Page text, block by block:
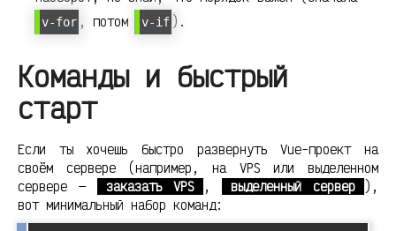
v-for , потом v-if ).
Команды и быстрый
старт
Если ты хочешь быстро развернуть Vue-проект на
своём сервере (например, на VPS или выделенном
сервере —
заказать VPS , выделенный сервер
),
вот минимальный набор команд: